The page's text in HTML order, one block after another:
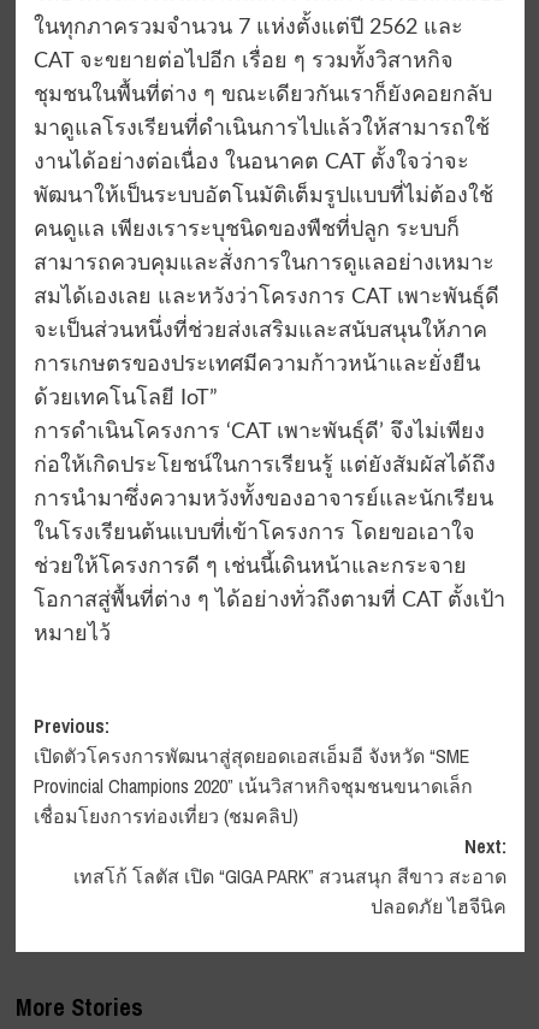
ในทุกภาครวมจำนวน 7 แห่งตั้งแต่ปี 2562 และ
CAT จะขยายต่อไปอีก เรื่อย ๆ รวมทั้งวิสาหกิจ
ชุมชนในพื้นที่ต่าง ๆ ขณะเดียวกันเราก็ยังคอยกลับ
มาดูแลโรงเรียนที่ดำเนินการไปแล้วให้สามารถใช้
งานได้อย่างต่อเนื่อง ในอนาคต CAT ตั้งใจว่าจะ
พัฒนาให้เป็นระบบอัตโนมัติเต็มรูปแบบที่ไม่ต้องใช้
คนดูแล เพียงเราระบุชนิดของพืชที่ปลูก ระบบก็
สามารถควบคุมและสั่งการในการดูแลอย่างเหมาะ
สมได้เองเลย และหวังว่าโครงการ CAT เพาะพันธุ์ดี
จะเป็นส่วนหนึ่งที่ช่วยส่งเสริมและสนับสนุนให้ภาค
การเกษตรของประเทศมีความก้าวหน้าและยั่งยืน
ด้วยเทคโนโลยี IoT”
การดำเนินโครงการ ‘CAT เพาะพันธุ์ดี’ จึงไม่เพียง
ก่อให้เกิดประโยชน์ในการเรียนรู้ แต่ยังสัมผัสได้ถึง
การนำมาซึ่งความหวังทั้งของอาจารย์และนักเรียน
ในโรงเรียนต้นแบบที่เข้าโครงการ โดยขอเอาใจ
ช่วยให้โครงการดี ๆ เช่นนี้เดินหน้าและกระจาย
โอกาสสู่พื้นที่ต่าง ๆ ได้อย่างทั่วถึงตามที่ CAT ตั้งเป้า
หมายไว้
Post
navigation
Previous:
เปิดตัวโครงการพัฒนาสู่สุดยอดเอสเอ็มอี จังหวัด “SME
Provincial Champions 2020” เน้นวิสาหกิจชุมชนขนาดเล็ก
เชื่อมโยงการท่องเที่ยว (ชมคลิป)
Next:
เทสโก้ โลตัส เปิด “GIGA PARK” สวนสนุก สีขาว สะอาด
ปลอดภัย ไฮจีนิค
More Stories